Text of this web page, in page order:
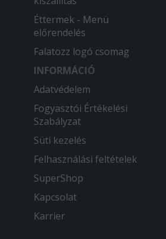
Éttermek - Menü
előrendelés
Falatozz logó csomag
INFORMÁCIÓ
Adatvédelem
Fogyasztói Értékelési
Szabályzat
Süti kezelés
Felhasználási feltételek
SuperShop
Kapcsolat
Karrier